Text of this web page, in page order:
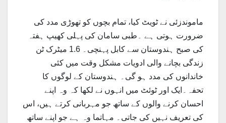
ماموندزئی نے ٹویٹ کیا، تمام بچوں کو تھوڑی مدد کی
ضرورت ہوتی ہے ۔طبی سامان کی پہلی کھیپ ہفتہ
کی صبح ہندوستان سے کابل پہنچی۔ 1.6 میٹرک ٹن
زندگی بچانے والی ادویات مشکل وقت میں کئی
خاندانوں کی مدد ہو گی۔ ہندوستان کے لوگوں کا
تحفہ۔ایک اور ٹوئٹ میں انہوں نے لکھا کہ وہ اپنے
احسان کرنے والوں کے ساتھ جو مہربانی کرتے ہیں، اس
کی تعریف نہیں کی جاتی۔ مہاتما وہ ہے جو اپنے ساتھ